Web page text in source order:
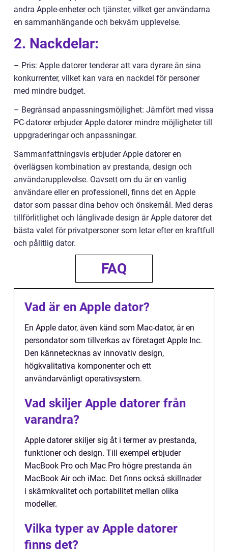
andra Apple-enheter och tjänster, vilket ger användarna
en sammanhängande och bekväm upplevelse.
2. Nackdelar:
– Pris: Apple datorer tenderar att vara dyrare än sina
konkurrenter, vilket kan vara en nackdel för personer
med mindre budget.
– Begränsad anpassningsmöjlighet: Jämfört med vissa
PC-datorer erbjuder Apple datorer mindre möjligheter till
uppgraderingar och anpassningar.
Sammanfattningsvis erbjuder Apple datorer en
överlägsen kombination av prestanda, design och
användarupplevelse. Oavsett om du är en vanlig
användare eller en professionell, finns det en Apple
dator som passar dina behov och önskemål. Med deras
tillförlitlighet och långlivade design är Apple datorer det
bästa valet för privatpersoner som letar efter en kraftfull
och pålitlig dator.
FAQ
Vad är en Apple dator?
En Apple dator, även känd som Mac-dator, är en
persondator som tillverkas av företaget Apple Inc.
Den kännetecknas av innovativ design,
högkvalitativa komponenter och ett
användarvänligt operativsystem.
Vad skiljer Apple datorer från
varandra?
Apple datorer skiljer sig åt i termer av prestanda,
funktioner och design. Till exempel erbjuder
MacBook Pro och Mac Pro högre prestanda än
MacBook Air och iMac. Det finns också skillnader
i skärmkvalitet och portabilitet mellan olika
modeller.
Vilka typer av Apple datorer
finns det?